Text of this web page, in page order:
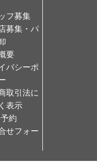
フ募集
募集・パ
要
バシーポ
取引法に
表示
約
せフォー